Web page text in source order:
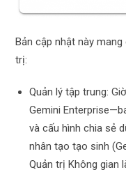
Bản cập nhật này
trị:
Quản lý tập trung:
Gemini
và cấu hình chia sẻ
nhân tạo tạo sinh
Quản trị Không gian